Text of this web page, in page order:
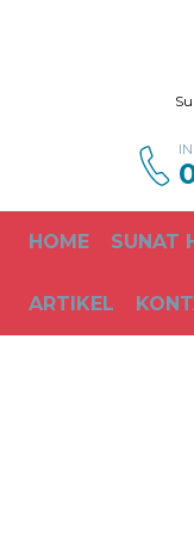
HOME SUNAT
ARTIKEL